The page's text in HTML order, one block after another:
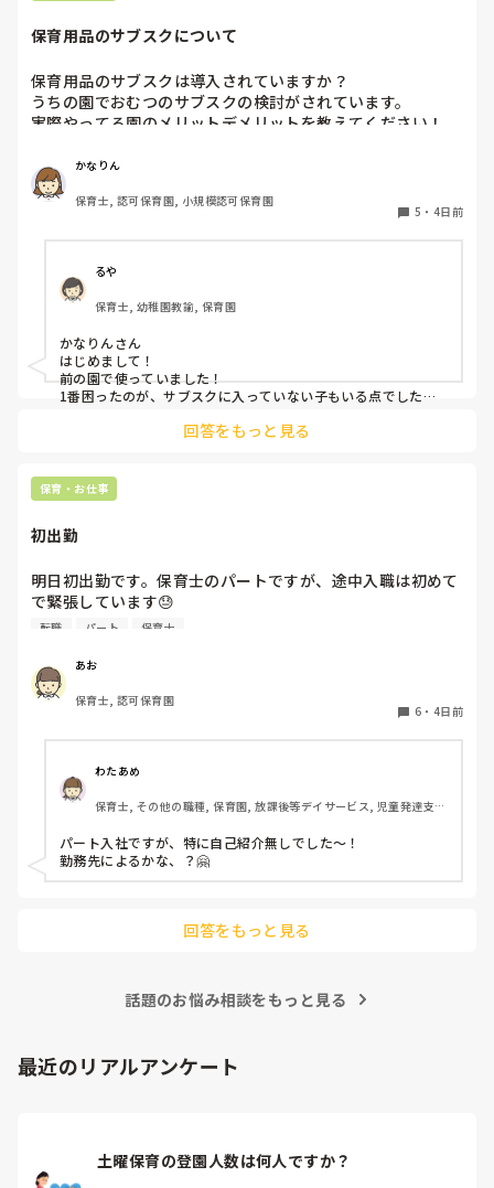
保育用品のサブスクについて
保育用品のサブスクは導入されていますか？
うちの園でおむつのサブスクの検討がされています。
実際やってる園のメリットデメリットを教えてください！
かなりん
保育士, 認可保育園, 小規模認可保育園
5 ・ 4日前
るや
保育士, 幼稚園教諭, 保育園
かなりんさん
はじめまして！
前の園で使っていました！
1番困ったのが、サブスクに入っていない子もいる点でした。
るので)この子はサブスク、この子はロッカーから持ってく
回答をもっと見る
保育・お仕事
初出勤
明日初出勤です。保育士のパートですが、途中入職は初めて
で緊張しています😓
子どもの前で自己紹介とかあったりするんでしょうか？？ど
転職 パート 保育士
あお
保育士, 認可保育園
6 ・ 4日前
わたあめ
保育士, その他の職種, 保育園, 放課後等デイサービス, 児童発達支援
パート入社ですが、特に自己紹介無しでした〜！
勤務先によるかな、？🤗
回答をもっと見る
話題のお悩み相談をもっと見る
最近のリアルアンケート
土曜保育の登園人数は何人ですか？